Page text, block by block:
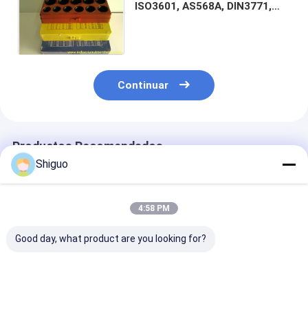
ISO3601, AS568A, DIN3771,
Continuar
Productos Recomendados
Shiguo
4:58 PM
Good day, what product are you looking for?